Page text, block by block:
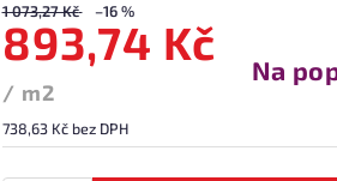
1 073,27 Kč –16 %
893,74 Kč
/ m2
738,63 Kč bez DPH
Na